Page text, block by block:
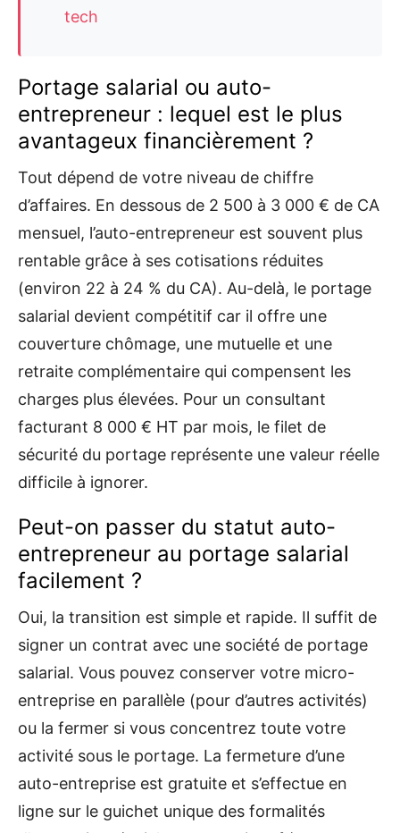
tech
Portage salarial ou auto-
entrepreneur : lequel est le plus
avantageux financièrement ?
Tout dépend de votre niveau de chiffre
d’affaires. En dessous de 2 500 à 3 000 € de CA
mensuel, l’auto-entrepreneur est souvent plus
rentable grâce à ses cotisations réduites
(environ 22 à 24 % du CA). Au-delà, le portage
salarial devient compétitif car il offre une
couverture chômage, une mutuelle et une
retraite complémentaire qui compensent les
charges plus élevées. Pour un consultant
facturant 8 000 € HT par mois, le filet de
sécurité du portage représente une valeur réelle
difficile à ignorer.
Peut-on passer du statut auto-
entrepreneur au portage salarial
facilement ?
Oui, la transition est simple et rapide. Il suffit de
signer un contrat avec une société de portage
salarial. Vous pouvez conserver votre micro-
entreprise en parallèle (pour d’autres activités)
ou la fermer si vous concentrez toute votre
activité sous le portage. La fermeture d’une
auto-entreprise est gratuite et s’effectue en
ligne sur le guichet unique des formalités